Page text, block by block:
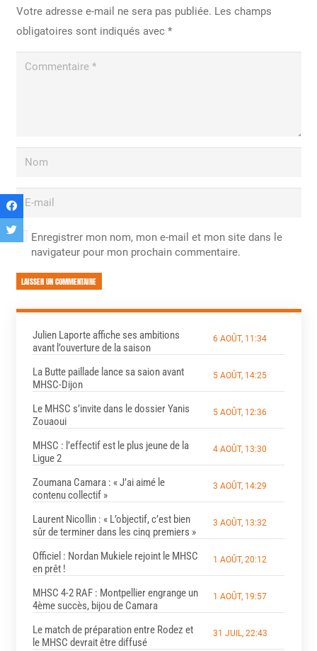
Votre adresse e-mail ne sera pas publiée. Les champs
obligatoires sont indiqués avec *
Enregistrer mon nom, mon e-mail et mon site dans le
navigateur pour mon prochain commentaire.
LAISSER UN COMMENTAIRE
Julien Laporte affiche ses ambitions
avant l’ouverture de la saison
6 AOÛT, 11:34
La Butte paillade lance sa saion avant
MHSC-Dijon
5 AOÛT, 14:25
Le MHSC s’invite dans le dossier Yanis
Zouaoui
5 AOÛT, 12:36
MHSC : l’effectif est le plus jeune de la
Ligue 2
4 AOÛT, 13:30
Zoumana Camara : « J’ai aimé le
contenu collectif »
3 AOÛT, 14:29
Laurent Nicollin : « L’objectif, c’est bien
sûr de terminer dans les cinq premiers »
3 AOÛT, 13:32
Officiel : Nordan Mukiele rejoint le MHSC
en prêt !
1 AOÛT, 20:12
MHSC 4-2 RAF : Montpellier engrange un
4ème succès, bijou de Camara
1 AOÛT, 19:57
Le match de préparation entre Rodez et
le MHSC devrait être diffusé
31 JUIL, 22:43